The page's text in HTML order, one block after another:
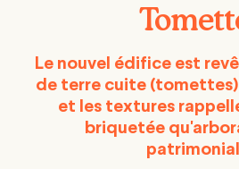
Le nouvel édifice est
de terre cuite
et les textures
briquetée